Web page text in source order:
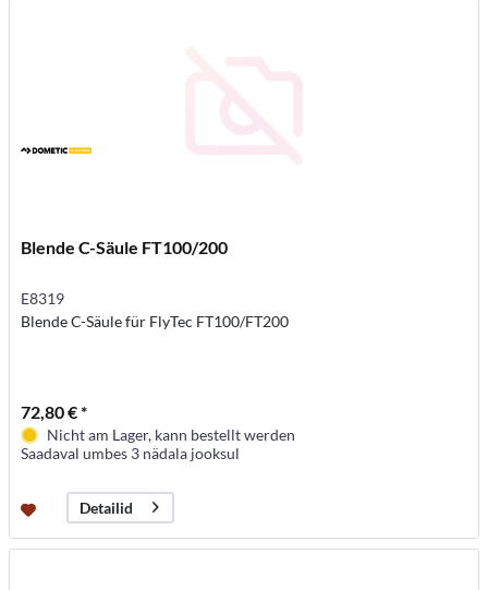
Blende C-Säule FT100/200
E8319
Blende C-Säule für FlyTec FT100/FT200
72,80 € *
Nicht am Lager, kann bestellt werden
Saadaval umbes 3 nädala jooksul
Detailid